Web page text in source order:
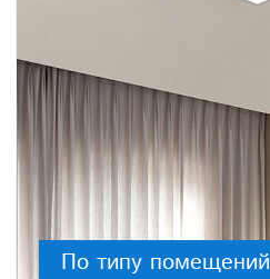
По типу помещений